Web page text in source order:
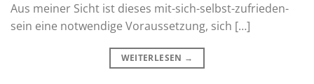
Aus meiner Sicht ist dieses mit-sich-selbst-zufrieden-
sein eine notwendige Voraussetzung, sich […]
WEITERLESEN →